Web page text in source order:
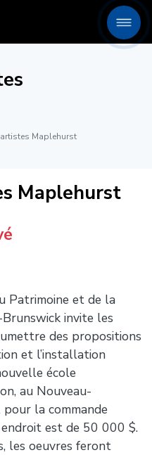
Maplehurst
Maplehurst
Patrimoine et de la
invite les
des propositions
et l’installation
école
au Nouveau-
la commande
endroit est de 50 000 $.
les oeuvres feront